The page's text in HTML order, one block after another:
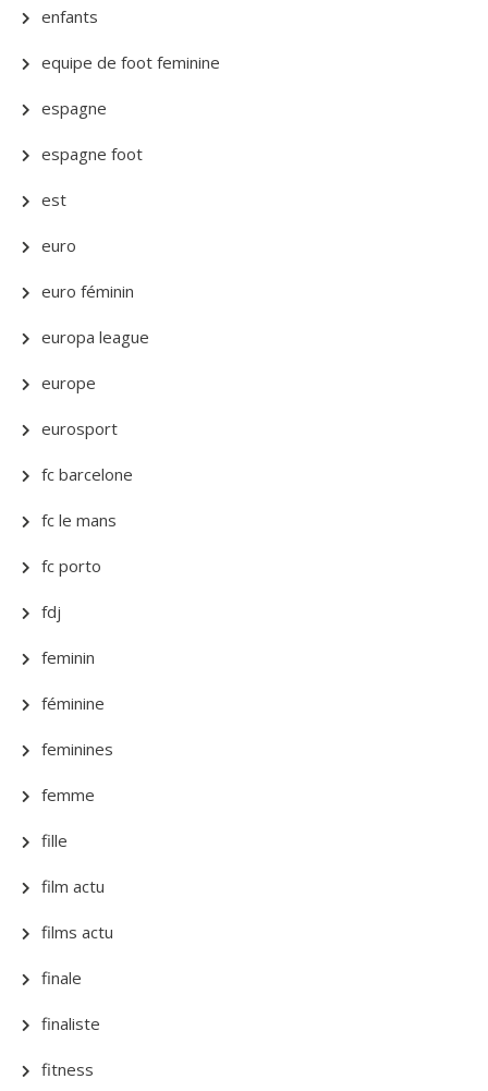
enfants
equipe de foot feminine
espagne
espagne foot
est
euro
euro féminin
europa league
europe
eurosport
fc barcelone
fc le mans
fc porto
fdj
feminin
féminine
feminines
femme
fille
film actu
films actu
finale
finaliste
fitness